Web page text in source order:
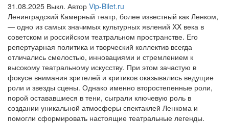
31.08.2025 Выкл. Автор Vip-Bilet.ru
Ленинградский Камерный театр, более известный как Ленком,
— одно из самых значимых культурных явлений XX века в
советском и российском театральном пространстве. Его
репертуарная политика и творческий коллектив всегда
отличались смелостью, инновациями и стремлением к
высокому театральному искусству. При этом зачастую в
фокусе внимания зрителей и критиков оказывались ведущие
роли и звезды сцены. Однако именно второстепенные роли,
порой остававшиеся в тени, сыграли ключевую роль в
создании уникальной атмосферы спектаклей Ленкома и
помогли сформировать настоящие театральные легенды.